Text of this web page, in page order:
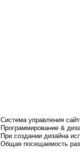
Система управления
Программирование &
При создании дизайна
Общая посещаемость